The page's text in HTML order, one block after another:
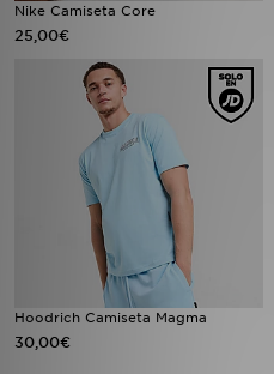
Nike Camiseta Core
25,00€
Hoodrich Camiseta Magma
30,00€